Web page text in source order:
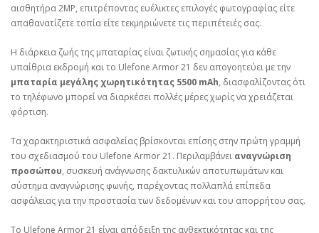
αισθητήρα 2MP, επιτρέποντας ευέλικτες επιλογές φωτογραφίας είτε
απαθανατίζετε τοπία είτε τεκμηριώνετε τις περιπέτειές σας.
Η διάρκεια ζωής της μπαταρίας είναι ζωτικής σημασίας για κάθε
υπαίθρια εκδρομή και το Ulefone Armor 21 δεν απογοητεύει με την
μπαταρία μεγάλης χωρητικότητας 5500 mAh, διασφαλίζοντας ότι
το τηλέφωνο μπορεί να διαρκέσει πολλές μέρες χωρίς να χρειάζεται
φόρτιση.
Τα χαρακτηριστικά ασφαλείας βρίσκονται επίσης στην πρώτη γραμμή
του σχεδιασμού του Ulefone Armor 21. Περιλαμβάνει αναγνώριση
προσώπου, συσκευή ανάγνωσης δακτυλικών αποτυπωμάτων και
σύστημα αναγνώρισης φωνής, παρέχοντας πολλαπλά επίπεδα
ασφάλειας για την προστασία των δεδομένων και του απορρήτου σας.
Το Ulefone Armor 21 είναι απόδειξη της ανθεκτικότητας και της